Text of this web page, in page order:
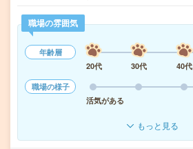
職場の雰囲気
年齢層
20代
30代 40代
職場の様子
活気がある
もっと見る